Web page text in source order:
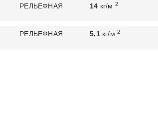
РЕЛЬЕФНАЯ 14 кг/м 2
РЕЛЬЕФНАЯ 5,1кг/м2